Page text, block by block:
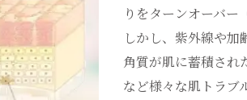
りをターンオーバー
しかし、紫外線や
角質が肌に蓄積され
など様々な肌トラブ